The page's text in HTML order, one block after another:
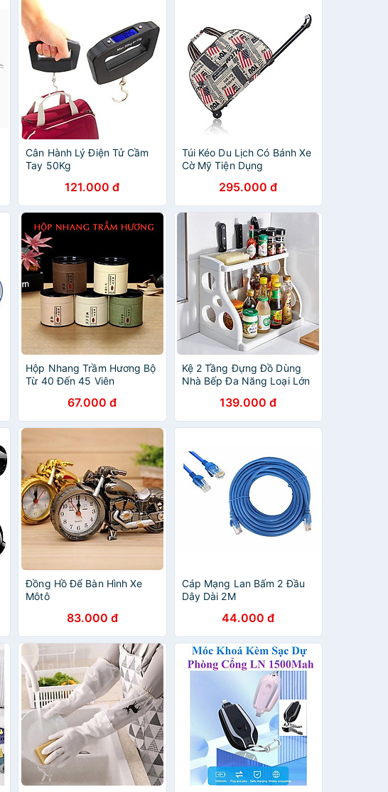
Cân Hành Lý Điện Tử Cầm
Tay 50Kg
121.000 đ
Túi Kéo Du Lịch Có Bánh Xe
Cờ Mỹ Tiện Dụng
295.000 đ
Hộp Nhang Trầm Hương Bộ
Từ 40 Đến 45 Viên
67.000 đ
Kệ 2 Tầng Đựng Đồ Dùng
Nhà Bếp Đa Năng Loại Lớn
139.000 đ
Đồng Hồ Để Bàn Hình Xe
Môtô
83.000 đ
Cáp Mạng Lan Bấm 2 Đầu
Dây Dài 2M
44.000 đ